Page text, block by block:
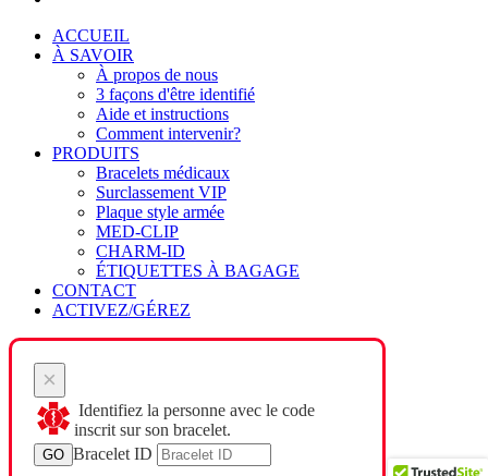
ACCUEIL
À SAVOIR
À propos de nous
3 façons d'être identifié
Aide et instructions
Comment intervenir?
PRODUITS
Bracelets médicaux
Surclassement VIP
Plaque style armée
MED-CLIP
CHARM-ID
ÉTIQUETTES À BAGAGE
CONTACT
ACTIVEZ/GÉREZ
×
Identifiez la personne avec le code
inscrit sur son bracelet.
GO Bracelet ID